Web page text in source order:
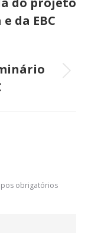
da EBC
obrigatórios